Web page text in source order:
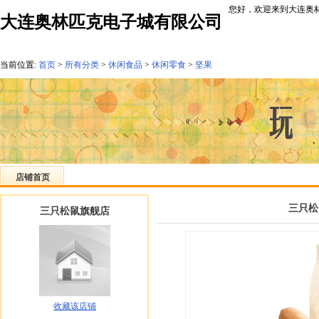
大连奥林匹克电子城有限公司
您好，欢迎来到大连奥
当前位置: 首页 > 所有分类 > 休闲食品 > 休闲零食 > 坚果
店铺首页
三只